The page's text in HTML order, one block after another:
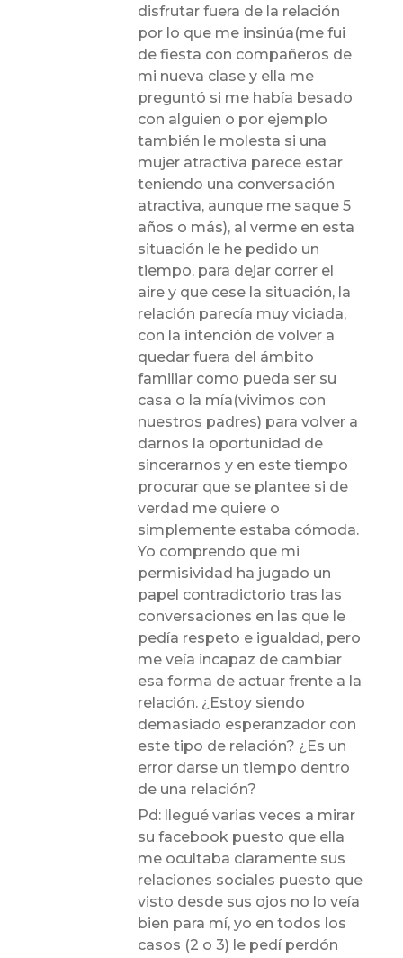
disfrutar fuera de la relación
por lo que me insinúa(me fui
de fiesta con compañeros de
mi nueva clase y ella me
preguntó si me había besado
con alguien o por ejemplo
también le molesta si una
mujer atractiva parece estar
teniendo una conversación
atractiva, aunque me saque 5
años o más), al verme en esta
situación le he pedido un
tiempo, para dejar correr el
aire y que cese la situación, la
relación parecía muy viciada,
con la intención de volver a
quedar fuera del ámbito
familiar como pueda ser su
casa o la mía(vivimos con
nuestros padres) para volver a
darnos la oportunidad de
sincerarnos y en este tiempo
procurar que se plantee si de
verdad me quiere o
simplemente estaba cómoda.
Yo comprendo que mi
permisividad ha jugado un
papel contradictorio tras las
conversaciones en las que le
pedía respeto e igualdad, pero
me veía incapaz de cambiar
esa forma de actuar frente a la
relación. ¿Estoy siendo
demasiado esperanzador con
este tipo de relación? ¿Es un
error darse un tiempo dentro
de una relación?
Pd: llegué varias veces a mirar
su facebook puesto que ella
me ocultaba claramente sus
relaciones sociales puesto que
visto desde sus ojos no lo veía
bien para mí, yo en todos los
casos (2 o 3) le pedí perdón